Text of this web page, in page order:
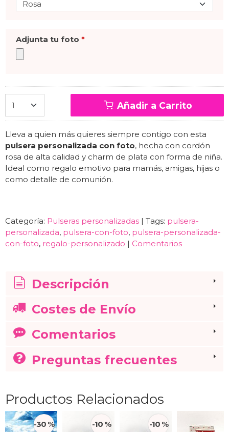
Adjunta tu foto *
Añadir a Carrito
Lleva a quien más quieres siempre contigo con esta
pulsera personalizada con foto, hecha con cordón
rosa de alta calidad y charm de plata con forma de niña.
Ideal como regalo emotivo para mamás, amigas, hijas o
como detalle de comunión.
Categoría: Pulseras personalizadas | Tags: pulsera-
personalizada pulsera-con-foto pulsera-personalizada-
con-foto regalo-personalizado | Comentarios
Descripción
Costes de Envío
Comentarios
Preguntas frecuentes
Productos Relacionados
-30 % -10 % -10 %